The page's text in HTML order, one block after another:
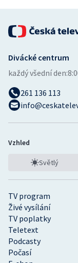
Stolní tenis
Veslování
Volejbal
Ostatní
TV program
Živé vysílání
TV poplatky
Teletext
Podcasty
Počasí
Divácké centrum
každý všední den:
261 136 113
Vzhled
Světlý